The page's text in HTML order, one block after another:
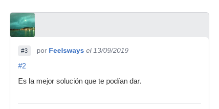
#3 por Feelsways el 13/09/2019
#2
Es la mejor solución que te podían dar.